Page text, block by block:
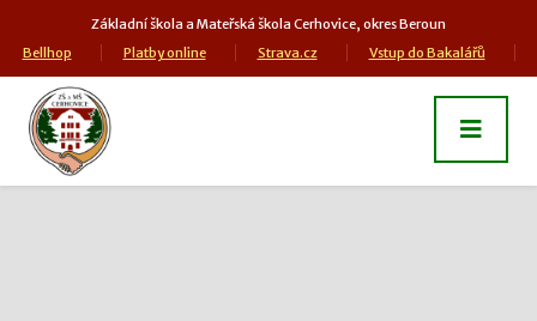
Základní škola a Mateřská škola Cerhovice, okres Beroun
Bellhop
Platby online Strava.cz Vstup do Bakalářů